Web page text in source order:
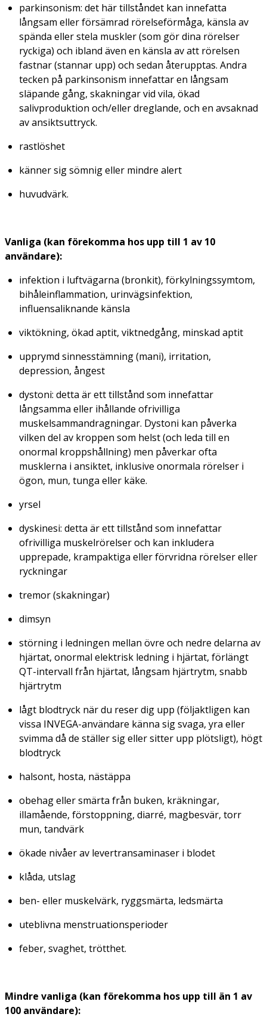
parkinsonism: det här tillståndet kan innefatta
långsam eller försämrad rörelseförmåga, känsla av
spända eller stela muskler (som gör dina rörelser
ryckiga) och ibland även en känsla av att rörelsen
fastnar (stannar upp) och sedan återupptas. Andra
tecken på parkinsonism innefattar en långsam
släpande gång, skakningar vid vila, ökad
salivproduktion och/eller dreglande, och en avsaknad
av ansiktsuttryck.
rastlöshet
känner sig sömnig eller mindre alert
huvudvärk.
Vanliga (kan förekomma hos upp till 1 av 10
användare):
infektion i luftvägarna (bronkit), förkylningssymtom,
bihåleinflammation, urinvägsinfektion,
influensaliknande känsla
viktökning, ökad aptit, viktnedgång, minskad aptit
upprymd sinnesstämning (mani), irritation,
depression, ångest
dystoni: detta är ett tillstånd som innefattar
långsamma eller ihållande ofrivilliga
muskelsammandragningar. Dystoni kan påverka
vilken del av kroppen som helst (och leda till en
onormal kroppshållning) men påverkar ofta
musklerna i ansiktet, inklusive onormala rörelser i
ögon, mun, tunga eller käke.
yrsel
dyskinesi: detta är ett tillstånd som innefattar
ofrivilliga muskelrörelser och kan inkludera
upprepade, krampaktiga eller förvridna rörelser eller
ryckningar
tremor (skakningar)
dimsyn
störning i ledningen mellan övre och nedre delarna av
hjärtat, onormal elektrisk ledning i hjärtat, förlängt
QT-intervall från hjärtat, långsam hjärtrytm, snabb
hjärtrytm
lågt blodtryck när du reser dig upp (följaktligen kan
vissa INVEGA-användare känna sig svaga, yra eller
svimma då de ställer sig eller sitter upp plötsligt), högt
blodtryck
halsont, hosta, nästäppa
obehag eller smärta från buken, kräkningar,
illamående, förstoppning, diarré, magbesvär, torr
mun, tandvärk
ökade nivåer av levertransaminaser i blodet
klåda, utslag
ben- eller muskelvärk, ryggsmärta, ledsmärta
uteblivna menstruationsperioder
feber, svaghet, trötthet.
Mindre vanliga (kan förekomma hos upp till än 1 av
100 användare):